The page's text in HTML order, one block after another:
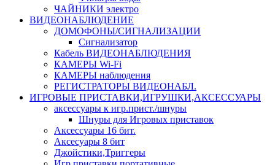
ЧАЙНИКИ электро
ВИДЕОНАБЛЮДЕНИЕ
ДОМОФОНЫ/СИГНАЛИЗАЦИИ
Сигнализатор
Кабель ВИДЕОНАБЛЮДЕНИЯ
КАМЕРЫ Wi-Fi
КАМЕРЫ наблюдения
РЕГИСТРАТОРЫ ВИДЕОНАБЛ.
ИГРОВЫЕ ПРИСТАВКИ,ИГРУШКИ,АКСЕССУАРЫ
аксесcуары к игр.прист./шнуры
Шнуры для Игровых приставок
Аксессуары 16 бит.
Аксесуары 8 бит
Джойстики,Триггеры